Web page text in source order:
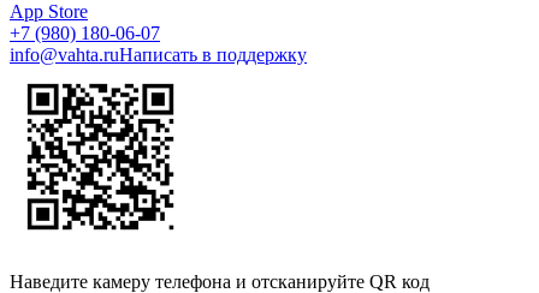
App Store
+7 (980) 180-06-07
info@vahta.ruНаписать в поддержку
Наведите камеру телефона и отсканируйте QR код